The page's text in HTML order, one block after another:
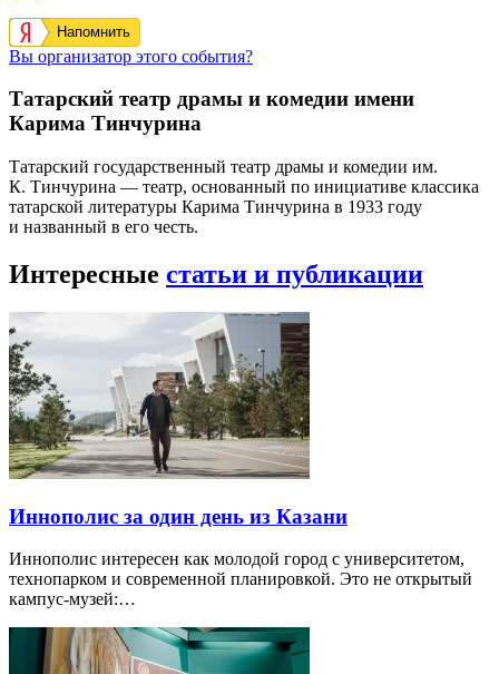
Напомнить
Вы организатор этого события?
Татарский театр драмы и комедии имени
Карима Тинчурина
Татарский государственный театр драмы и комедии им.
К. Тинчурина — театр, основанный по инициативе классика
татарской литературы Карима Тинчурина в 1933 году
и названный в его честь.
Интересные статьи и публикации
Иннополис за один день из Казани
Иннополис интересен как молодой город с университетом,
технопарком и современной планировкой. Это не открытый
кампус-музей:…